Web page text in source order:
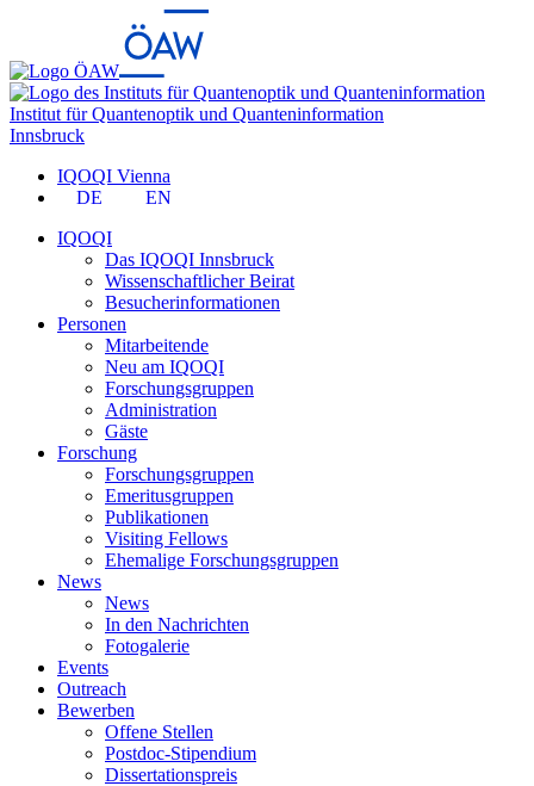
Institut für Quantenoptik und Quanteninformation
Innsbruck
IQOQI Vienna
DE
EN
IQOQI
Das IQOQI Innsbruck
Wissenschaftlicher Beirat
Besucherinformationen
Personen
Mitarbeitende
Neu am IQOQI
Forschungsgruppen
Administration
Gäste
Forschung
Forschungsgruppen
Emeritusgruppen
Publikationen
Visiting Fellows
Ehemalige Forschungsgruppen
News
News
In den Nachrichten
Fotogalerie
Events
Outreach
Bewerben
Offene Stellen
Postdoc-Stipendium
Dissertationspreis